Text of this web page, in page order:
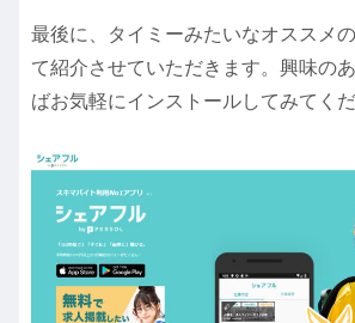
最後に、タイミーみたいなオススメ
て紹介させていただきます。興味の
ばお気軽にインストールしてみてくだ